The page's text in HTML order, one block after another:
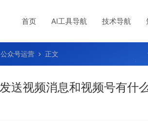
首页 AI工具导航 技术导航
公众号运营 正文
送视频消息和视频号有什